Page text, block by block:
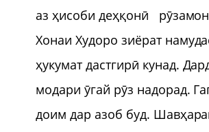
аз ҳисоби деҳқонӣ
Хонаи Худоро зиёрат
ҳукумат дастгирӣ кунад.
модари ӯгай рӯз надорад.
доим дар азоб буд.